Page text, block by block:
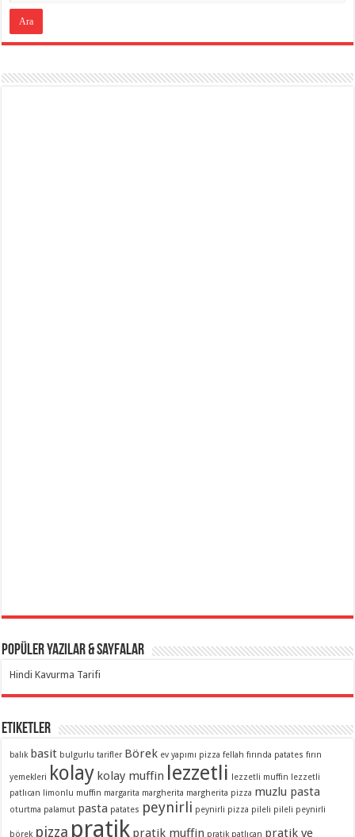
Popüler Yazılar & Sayfalar
Hindi Kavurma Tarifi
Etiketler
balık basit bulgurlu tarifler Börek ev yapımı pizza fellah fırında patates fırın
yemekleri kolay kolay muffin lezzetli lezzetli muffin lezzetli
patlıcan limonlu muffin margarita margherita margherita pizza muzlu pasta
oturtma palamut pasta patates peynirli peynirli pizza pileli pileli peynirli
börek pizza pratik pratik muffin pratik patlıcan pratik ve